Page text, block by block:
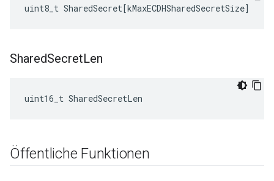
uint8_t SharedSecret[kMaxECDHSharedSecretSize]
SharedSecretLen
uint16_t SharedSecretLen
Öffentliche Funktionen